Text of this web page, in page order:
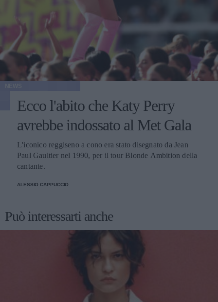
Ecco l'abito che Katy Perry
avrebbe indossato al Met Gala
L'iconico reggiseno a cono era stato disegnato da Jean
Paul Gaultier nel 1990, per il tour Blonde Ambition della
cantante.
ALESSIO CAPPUCCIO
Può interessarti anche